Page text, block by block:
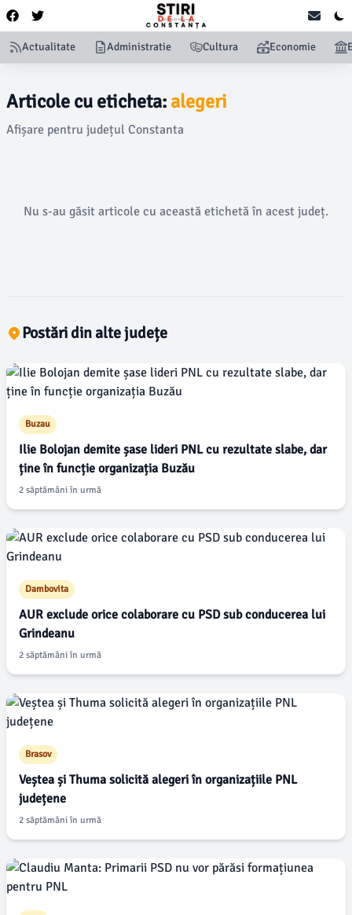
Actualitate Administratie Cultura Economie
Articole cu eticheta: alegeri
Afișare pentru județul Constanta
Nu s-au găsit articole cu această etichetă în acest județ.
Postări din alte județe
Buzau
Ilie Bolojan demite șase lideri PNL cu rezultate slabe, dar
ține în funcție organizația Buzău
2 săptămâni în urmă
Dambovita
AUR exclude orice colaborare cu PSD sub conducerea lui
Grindeanu
2 săptămâni în urmă
Brasov
Veștea și Thuma solicită alegeri în organizațiile PNL
județene
2 săptămâni în urmă